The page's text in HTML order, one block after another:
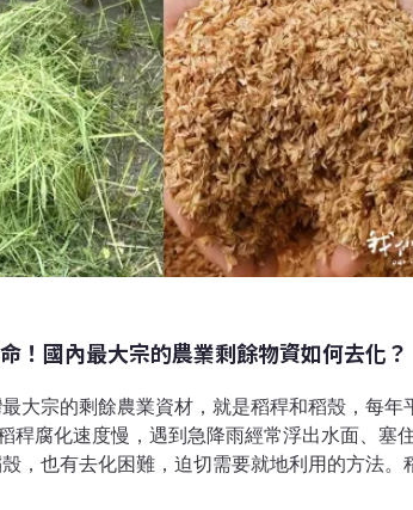
回到南投，開一間茶行賣茶。然而，返鄉並不
出身製茶世家，家中原本沒有經營，只是阿姨
零開始學
！國內最大宗的農業剩餘物資如何去化？
大宗的剩餘農業資材，就是稻稈和稻殼，每年
稈腐化速度慢，遇到急降雨經常浮出水面、塞
，也有去化困難，迫切需要就地利用的方法。